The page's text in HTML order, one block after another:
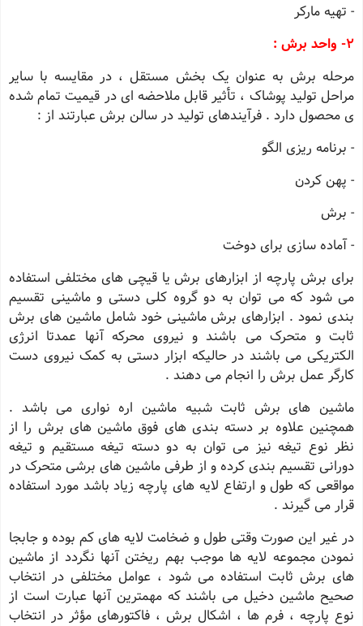
- تهیه مارکر
2- واحد برش :
مرحله برش به عنوان یک بخش مستقل ، در مقایسه با سایر
مراحل تولید پوشاک ، تأثیر قابل ملاحضه ای در قیمیت تمام شده
ی محصول دارد . فرآیندهای تولید در سالن برش عبارتند از :
- برنامه ریزی الگو
- پهن کردن
- برش
- آماده سازی برای دوخت
برای برش پارچه از ابزارهای برش یا قیچی های مختلفی استفاده
می شود که می توان به دو گروه کلی دستی و ماشینی تقسیم
بندی نمود . ابزارهای برش ماشینی خود شامل ماشین های برش
ثابت و متحرک می باشند و نیروی محرکه آنها عمدتا انرژی
الکتریکی می باشند در حالیکه ابزار دستی به کمک نیروی دست
کارگر عمل برش را انجام می دهند .
ماشین های برش ثابت شبیه ماشین اره نواری می باشد .
همچنین علاوه بر دسته بندی های فوق ماشین های برش را از
نظر نوع تیغه نیز می توان به دو دسته تیغه مستقیم و تیغه
دورانی تقسیم بندی کرده و از طرفی ماشین های برشی متحرک در
مواقعی که طول و ارتفاع لایه های پارچه زیاد باشد مورد استفاده
قرار می گیرند .
در غیر این صورت وقتی طول و ضخامت لایه های کم بوده و جابجا
نمودن مجموعه لایه ها موجب بهم ریختن آنها نگردد از ماشین
های برش ثابت استفاده می شود ، عوامل مختلفی در انتخاب
صحیح ماشین دخیل می باشند که مهمترین آنها عبارت است از
نوع پارچه ، فرم ها ، اشکال برش ، فاکتورهای مؤثر در انتخاب